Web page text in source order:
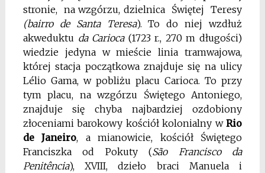
stronie, na wzgórzu, dzielnica Świętej Teresy
(bairro de Santa Teresa). To do niej wzdłuż
akweduktu da Carioca (1723 r., 270 m długości)
wiedzie jedyna w mieście linia tramwajowa,
której stacja początkowa znajduje się na ulicy
Lélio Gama, w pobliżu placu Carioca. To przy
tym placu, na wzgórzu Świętego Antoniego,
znajduje się chyba najbardziej ozdobiony
złoceniami barokowy kościół kolonialny wRio
de Janeiro, a mianowicie, kościół Świętego
Franciszka od Pokuty (São Francisco da
Penitência), XVIII, dzieło braci Manuela i